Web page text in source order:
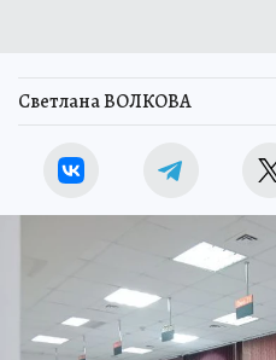
Светлана ВОЛКОВА